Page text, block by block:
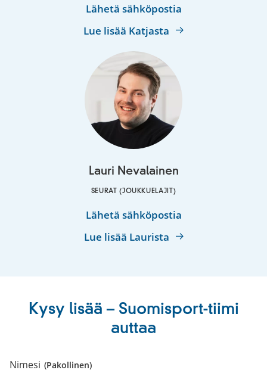
Lähetä sähköpostiaKatja
Lue lisää Katjasta
Lauri Nevalainen
SEURAT (JOUKKUELAJIT)
Lähetä sähköpostiaLauri
Lue lisää Laurista
Kysy lisää – Suomisport-tiimi
auttaa
Nimesi (Pakollinen)